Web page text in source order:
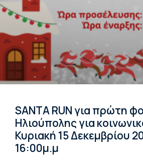
SANTA RUN για πρώτη
Ηλιούπολης για
Κυριακή 15 Δεκεμβρίου
16:00μ.μ